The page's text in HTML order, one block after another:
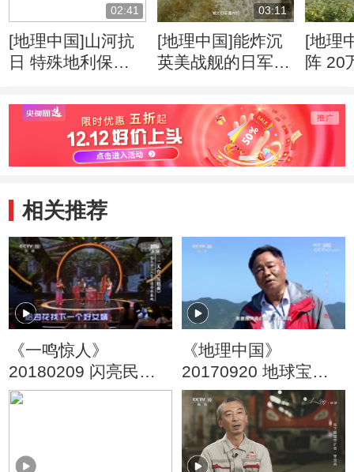
02:41
[地理中国]山河抗
日 特殊地利保护
03:11
[地理中国]能炸沉
英美战舰的日军为
[地理
阵 20
相关推荐
《一鸣惊人》
20180209 闪亮民营
剧团第二季（6）
《地理中国》
20170920 地球宝藏·
黄金传奇